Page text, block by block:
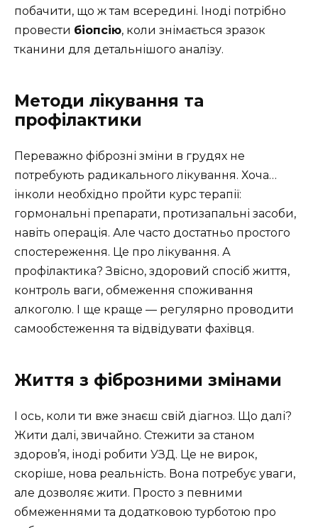
побачити, що ж там всередині. Іноді потрібно
провести біопсію, коли знімається зразок
тканини для детальнішого аналізу.
Методи лікування та
профілактики
Переважно фіброзні зміни в грудях не
потребують радикального лікування. Хоча…
інколи необхідно пройти курс терапії:
гормональні препарати, протизапальні засоби,
навіть операція. Але часто достатньо простого
спостереження. Це про лікування. А
профілактика? Звісно, здоровий спосіб життя,
контроль ваги, обмеження споживання
алкоголю. І ще краще — регулярно проводити
самообстеження та відвідувати фахівця.
Життя з фіброзними змінами
І ось, коли ти вже знаєш свій діагноз. Що далі?
Жити далі, звичайно. Стежити за станом
здоров’я, іноді робити УЗД. Це не вирок,
скоріше, нова реальність. Вона потребує уваги,
але дозволяє жити. Просто з певними
обмеженнями та додатковою турботою про